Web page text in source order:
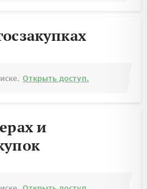
Открыть доступ.
и